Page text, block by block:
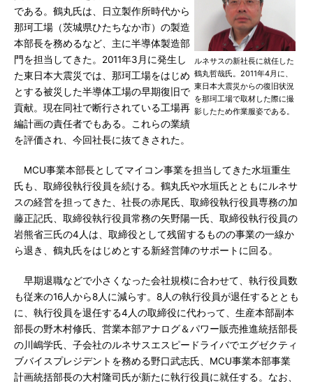
ルネサスの新社長に就任した
鶴丸哲哉氏。2011年4月に、
東日本大震災からの復旧状況
を那珂工場で取材した際に撮
影したため作業服姿である。
である。鶴丸氏は、日立製作所時代から
那珂工場（茨城県ひたちなか市）の製造
本部長を務めるなど、主に半導体製造部
門を担当してきた。2011年3月に発生し
た東日本大震災では、那珂工場をはじめ
とする被災した半導体工場の早期復旧で
貢献。現在同社で断行されている工場再
編計画の責任者でもある。これらの業績
を評価され、今回社長に抜てきされた。
MCU事業本部長としてマイコン事業を担当してきた水垣重生
氏も、取締役執行役員を続ける。鶴丸氏や水垣氏とともにルネサ
スの経営を担ってきた、社長の赤尾氏、取締役執行役員専務の加
藤正記氏、取締役執行役員常務の矢野陽一氏、取締役執行役員の
岩熊省三氏の4人は、取締役として残留するものの事業の一線か
ら退き、鶴丸氏をはじめとする新経営陣のサポートに回る。
早期退職などで小さくなった会社規模に合わせて、執行役員数
も従来の16人から8人に減らす。8人の執行役員が退任するととも
に、執行役員を退任する4人の取締役に代わって、生産本部副本
部長の野木村修氏、営業本部アナログ＆パワー販売推進統括部長
の川嶋学氏、子会社のルネサスエスピードライバでエグゼクティ
ブバイスプレジデントを務める野口武志氏、MCU事業本部事業
計画統括部長の大村隆司氏が新たに執行役員に就任する。なお、